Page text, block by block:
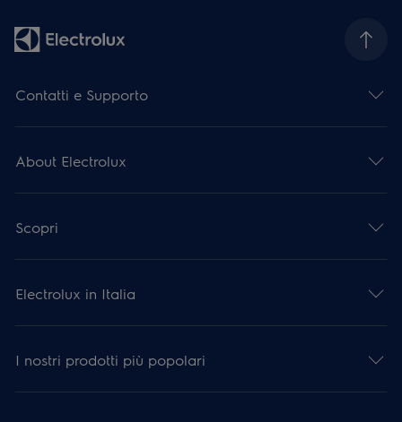
Contatti e Supporto
About Electrolux
Scopri
Electrolux in Italia
I nostri prodotti più popolari